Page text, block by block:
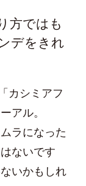
方ではも
デをきれ
カシミアフ
アル。
ラになった
ないです
いかもしれ